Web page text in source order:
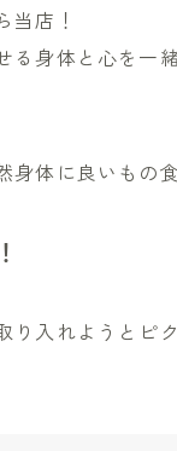
当店！
る身体と心を一
身体に良いもの
り入れようとピ